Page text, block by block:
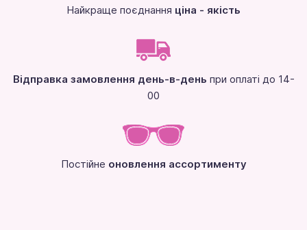
Найкраще поєднання ціна - якість
Відправка замовлення день-в-день при оплаті до 14-
00
Постійне оновлення ассортименту